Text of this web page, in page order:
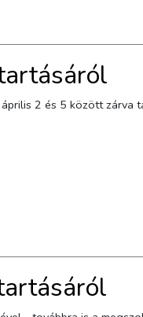
2 és 5 között zárva